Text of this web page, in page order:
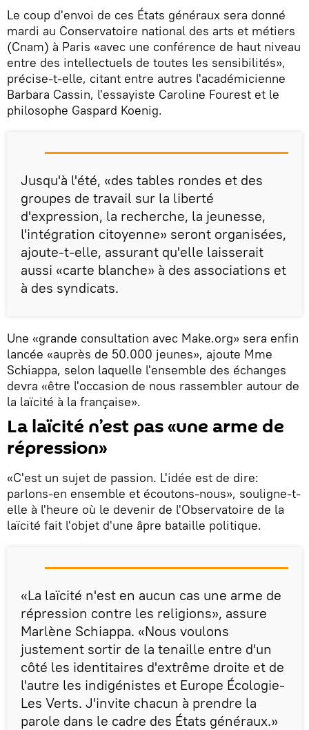
Le coup d'envoi de ces États généraux sera donné
mardi au Conservatoire national des arts et métiers
(Cnam) à Paris «avec une conférence de haut niveau
entre des intellectuels de toutes les sensibilités»,
précise-t-elle, citant entre autres l'académicienne
Barbara Cassin, l'essayiste Caroline Fourest et le
philosophe Gaspard Koenig.
Jusqu'à l'été, «des tables rondes et des
groupes de travail sur la liberté
d'expression, la recherche, la jeunesse,
l'intégration citoyenne» seront organisées,
ajoute-t-elle, assurant qu'elle laisserait
aussi «carte blanche» à des associations et
à des syndicats.
Une «grande consultation avec Make.org» sera enfin
lancée «auprès de 50.000 jeunes», ajoute Mme
Schiappa, selon laquelle l'ensemble des échanges
devra «être l'occasion de nous rassembler autour de
la laïcité à la française».
La laïcité n’est pas «une arme de
répression»
«C'est un sujet de passion. L'idée est de dire:
parlons-en ensemble et écoutons-nous», souligne-t-
elle à l'heure où le devenir de l'Observatoire de la
laïcité fait l'objet d'une âpre bataille politique.
«La laïcité n'est en aucun cas une arme de
répression contre les religions», assure
Marlène Schiappa. «Nous voulons
justement sortir de la tenaille entre d'un
côté les identitaires d'extrême droite et de
l'autre les indigénistes et Europe Écologie-
Les Verts. J'invite chacun à prendre la
parole dans le cadre des États généraux.»